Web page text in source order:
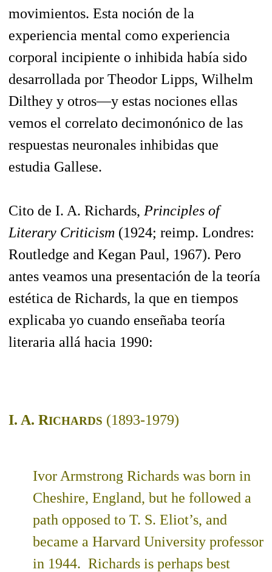
movimientos. Esta noción de la
experiencia mental como experiencia
corporal incipiente o inhibida había sido
desarrollada por Theodor Lipps, Wilhelm
Dilthey y otros—y estas nociones ellas
vemos el correlato decimonónico de las
respuestas neuronales inhibidas que
estudia Gallese.
Cito de I. A. Richards, Principles of
Literary Criticism (1924; reimp. Londres:
Routledge and Kegan Paul, 1967). Pero
antes veamos una presentación de la teoría
estética de Richards, la que en tiempos
explicaba yo cuando enseñaba teoría
literaria allá hacia 1990:
I. A. RICHARDS (1893-1979)
Ivor Armstrong Richards was born in
Cheshire, England, but he followed a
path opposed to T. S. Eliot’s, and
became a Harvard University professor
in 1944. Richards is perhaps best